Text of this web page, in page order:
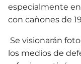
especialmente
con cañones de
Se visionarán
los medios de